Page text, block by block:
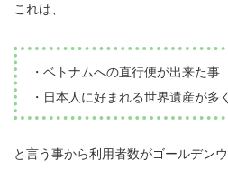
これは、
・ベトナムへの直行便が出来た事
・日本人に好まれる世界遺産が多
と言う事から利用者数がゴールデン